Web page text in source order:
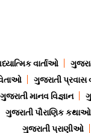
વાર્તાઓ
ગુજરાતી પ્રવાસ
ગુજરાતી માનવ વિજ્ઞાન
ગુજરાતી પૌરાણિક કથાઓ
ગુજરાતી પ્રાણીઓ